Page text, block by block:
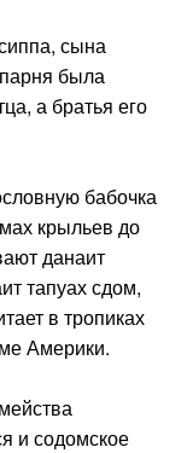
сына
была
а братья его
бабочка
крыльев до
данаит
тапуах сдом,
в тропиках
Америки.
и содомское